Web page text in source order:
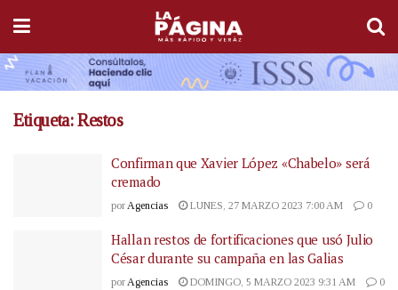
Etiqueta:Restos
Confirman que Xavier López «Chabelo» será
cremado
por Agencias LUNES, 27 MARZO 2023 7:00 AM 0
Hallan restos de fortificaciones que usó Julio
César durante su campaña en las Galias
porAgencias DOMINGO, 5 MARZO 2023 9:31 AM 0